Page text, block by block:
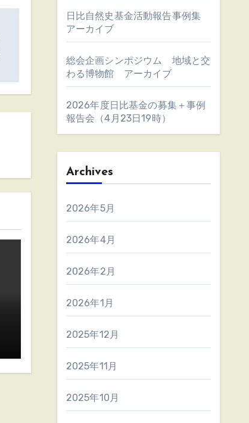
日比自然史基金活動報告事例集
アーカイブ
総会企画シンポジウム 地域と交
わる博物館 アーカイブ
2026年度日比基金の募集＋事例
報告会（4月23日19時）
Archives
2026年5月
2026年4月
2026年2月
2026年1月
2025年12月
2025年11月
2025年10月